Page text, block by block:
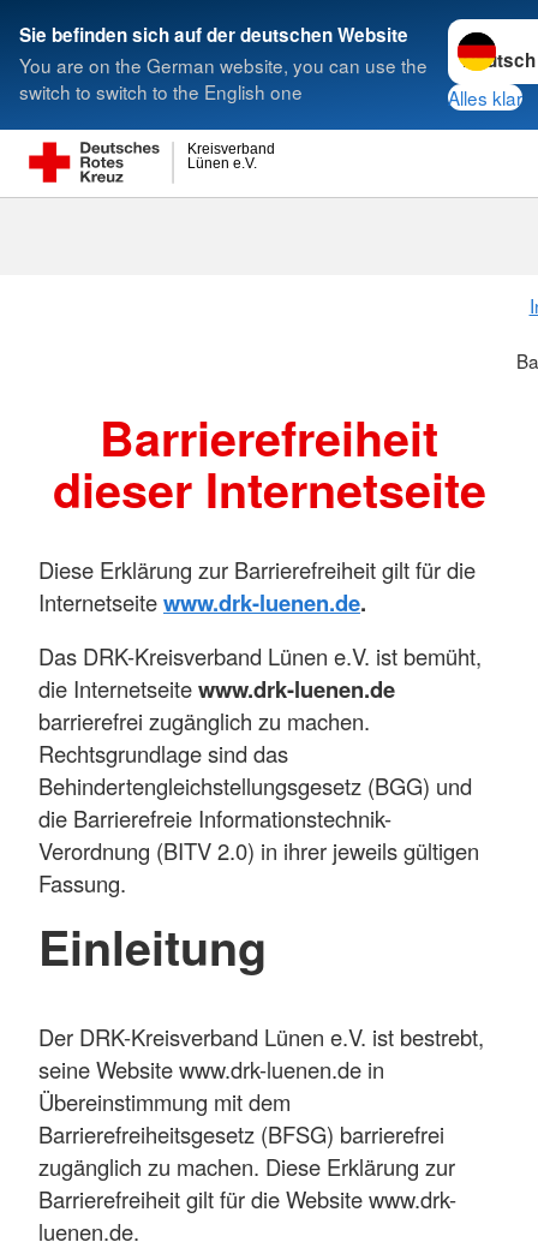
Sie befinden sich auf der deutschen Website
You are on the German website, you can use the
switch to switch to the English one
Sprache
Alles klar
Lünen e.V.
Kreisverband
Suche
Barrierefreiheit
dieser Internetseite
Diese Erklärung zur Barrierefreiheit gilt für die
Internetseitewww.drk-luenen.de.
Das DRK-Kreisverband Lünen e.V. ist bemüht,
die Internetseitewww.drk-luenen.de
barrierefrei zugänglich zu machen.
Rechtsgrundlage sind das
Behindertengleichstellungsgesetz (BGG) und
die Barrierefreie Informationstechnik-
Verordnung (BITV 2.0) in ihrer jeweils gültigen
Fassung.
Einleitung
Der DRK-Kreisverband Lünen e.V. ist bestrebt,
seine Website www.drk-luenen.de in
Übereinstimmung mit dem
Barrierefreiheitsgesetz (BFSG) barrierefrei
zugänglich zu machen. Diese Erklärung zur
Barrierefreiheit gilt für die Website www.drk-
luenen.de.